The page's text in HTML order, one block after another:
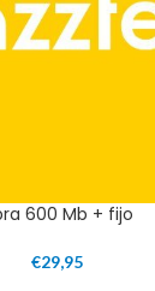
600 Mb + fijo
€29,95